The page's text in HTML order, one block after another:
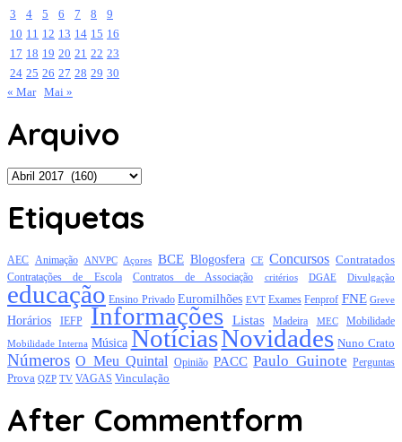
3
4 5 6 7 8
9
10 11 12 13 14 15 16
17 18 19 20 21 22 23
24 25 26 27 28 29 30
« Mar Mai »
Arquivo
Arquivo
Etiquetas
AEC Animação ANVPC Açores BCE Blogosfera CE Concursos Contratados
Contratações de Escola Contratos de Associação critérios DGAE Divulgação
educação Ensino Privado Euromilhões EVT Exames Fenprof FNE Greve
Horários IEFP Informações Listas Madeira MEC Mobilidade
Mobilidade Interna Música NotíciasNovidades Nuno Crato
Números O Meu Quintal Opinião PACC Paulo Guinote Perguntas
Prova QZP TV VAGAS Vinculação
After Commentform